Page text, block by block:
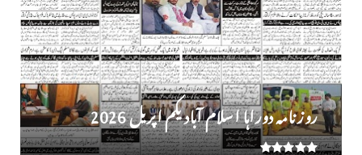
روز نامہ دوراہا اسلام آباد یکم اپریل 2026